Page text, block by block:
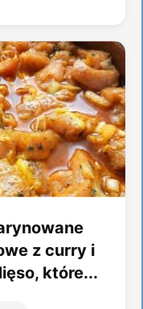
z curry i
które...